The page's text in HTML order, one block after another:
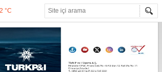
°C
°C
34 °C